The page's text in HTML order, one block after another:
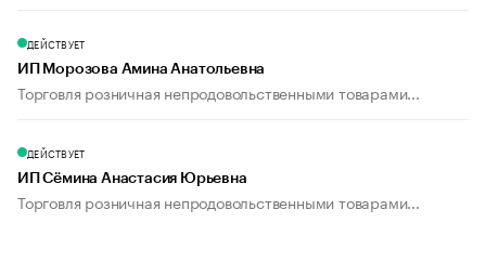
ДЕЙСТВУЕТ
ИП Морозова Амина Анатольевна
Торговля розничная непродовольственными товарами...
ДЕЙСТВУЕТ
ИП Сёмина Анастасия Юрьевна
Торговля розничная непродовольственными товарами...